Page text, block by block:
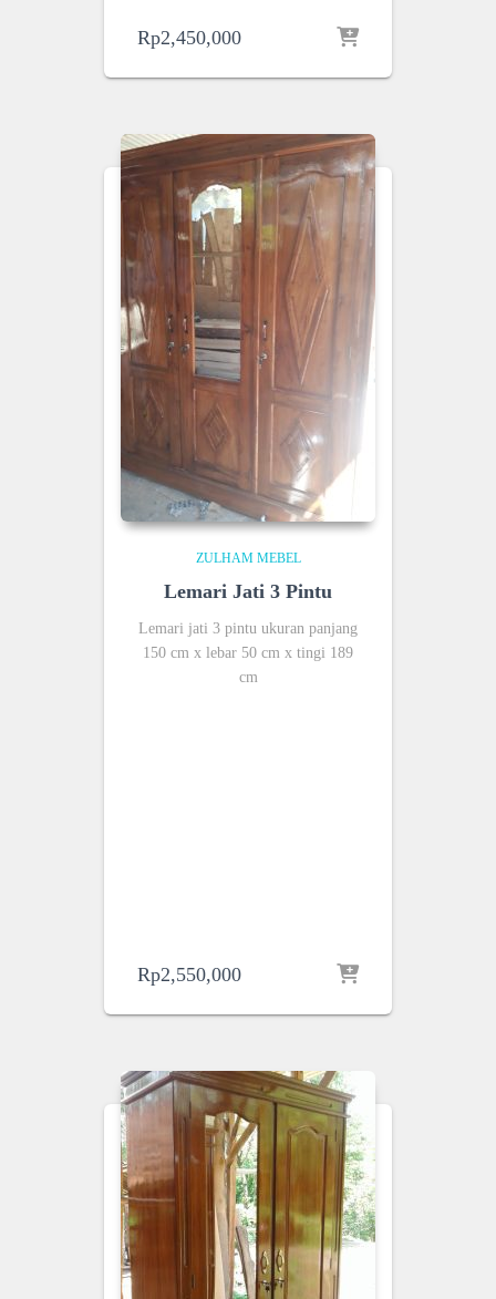
Rp2,450,000
ZULHAM MEBEL
Lemari Jati 3 Pintu
Lemari jati 3 pintu ukuran panjang
150 cm x lebar 50 cm x tingi 189
cm
Rp2,550,000